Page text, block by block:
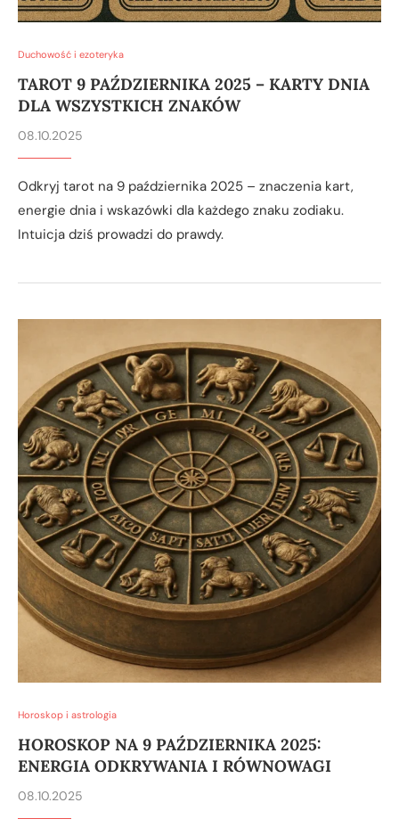
Duchowość i ezoteryka
TAROT 9 PAŹDZIERNIKA 2025 – KARTY DNIA
DLA WSZYSTKICH ZNAKÓW
08.10.2025
Odkryj tarot na 9 października 2025 – znaczenia kart,
energie dnia i wskazówki dla każdego znaku zodiaku.
Intuicja dziś prowadzi do prawdy.
Horoskop i astrologia
HOROSKOP NA 9 PAŹDZIERNIKA 2025:
ENERGIA ODKRYWANIA I RÓWNOWAGI
08.10.2025